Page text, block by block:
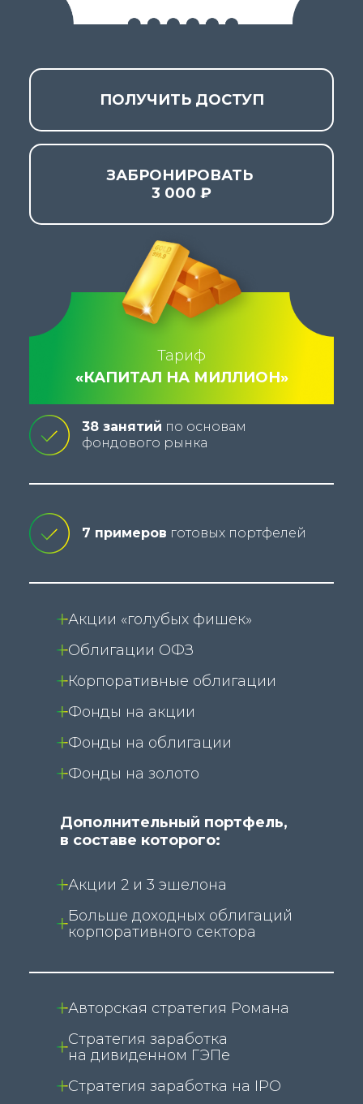
ПОЛУЧИТЬ ДОСТУП
ЗАБРОНИРОВАТЬ
3 000 ₽
Тариф
«КАПИТАЛ НА МИЛЛИОН»
38 занятий по основам
фондового рынка
7 примеров готовых портфелей
Акции «голубых фишек»
Облигации ОФЗ
Корпоративные облигации
Фонды на акции
Фонды на облигации
Фонды на золото
Дополнительный портфель,
в составе которого:
Акции 2 и 3 эшелона
Больше доходных облигаций
корпоративного сектора
Авторская стратегия Романа
Стратегия заработка
на дивиденном ГЭПе
Стратегия заработка на IPO